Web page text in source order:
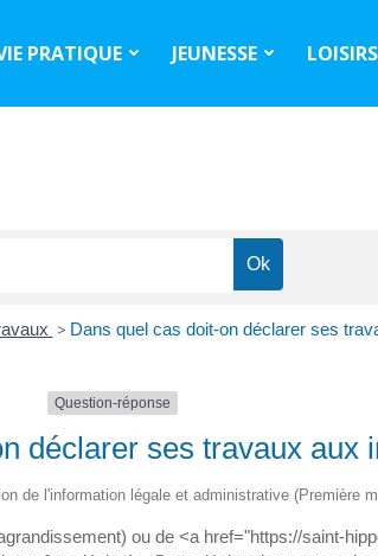
PRATIQUE JEUNESSE LOISIRS
> Dans quel cas doit-on déclarer ses
Question-réponse
déclarer ses travaux aux
de l'information légale et administrative (Première
ou de <a href="https://saint-